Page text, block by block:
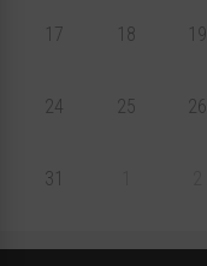
17 18 19
24 25 26
31